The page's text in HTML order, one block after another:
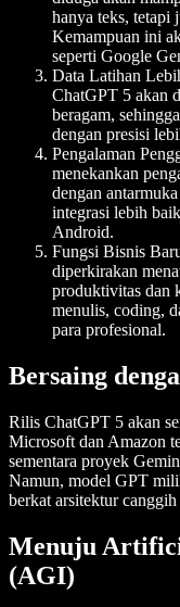
hanya teks, tetapi
Kemampuan ini
seperti Google
Data Latihan
ChatGPT 5 akan
beragam,
dengan presisi
Pengalaman
menekankan
dengan
integrasi lebih
Android.
Fungsi Bisnis
diperkirakan
produktivitas dan
menulis, coding,
para profesional.
Bersaing
Rilis ChatGPT 5 akan
Microsoft dan Amazon
sementara proyek
Namun, model GPT
berkat arsitektur
Menuju
(AGI)